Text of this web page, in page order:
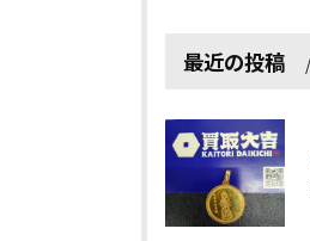
最近の投稿